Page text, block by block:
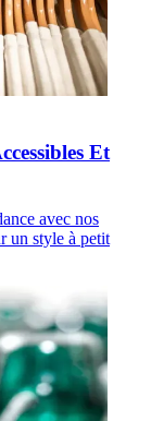
Et
avec nos
un style à petit